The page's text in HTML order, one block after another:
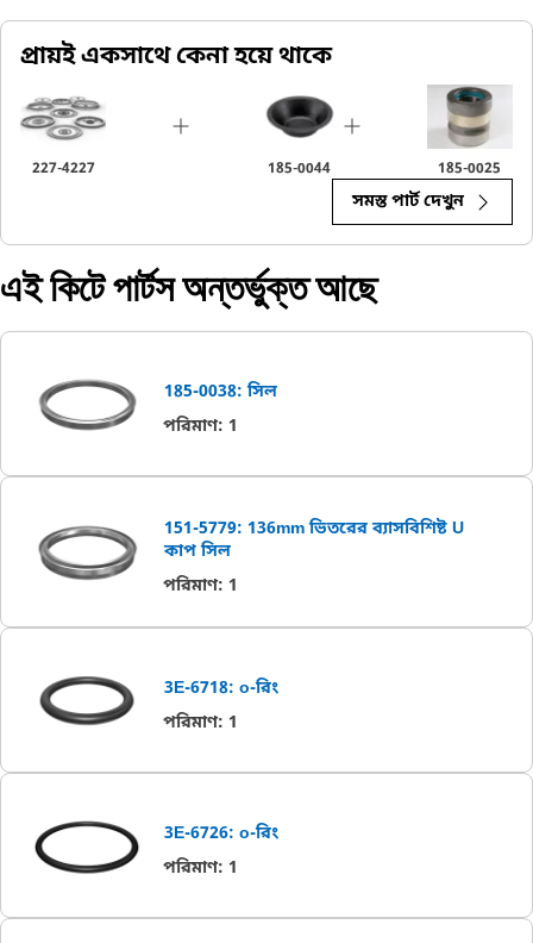
প্রায়ই একসাথে কেনা হয়ে থাকে
227-4227 185-0044 185-0025
সমস্ত পার্ট দেখুন
এই কিটে পার্টস অন্তর্ভুক্ত আছে
185-0038: সিল
পরিমাণ: 1
151-5779: 136mm ভিতরের ব্যাসবিশিষ্ট U
কাপ সিল
পরিমাণ: 1
3E-6718: o-রিং
পরিমাণ: 1
3E-6726: o-রিং
পরিমাণ: 1